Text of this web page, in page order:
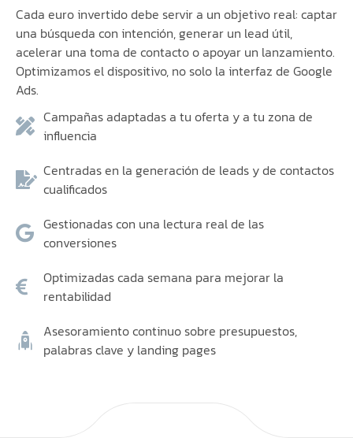
Cada euro invertido debe servir a un objetivo real: captar
una búsqueda con intención, generar un lead útil,
acelerar una toma de contacto o apoyar un lanzamiento.
Optimizamos el dispositivo, no solo la interfaz de Google
Ads.
Campañas adaptadas a tu oferta y a tu zona de
influencia
Centradas en la generación de leads y de contactos
cualificados
Gestionadas con una lectura real de las
conversiones
Optimizadas cada semana para mejorar la
rentabilidad
Asesoramiento continuo sobre presupuestos,
palabras clave y landing pages